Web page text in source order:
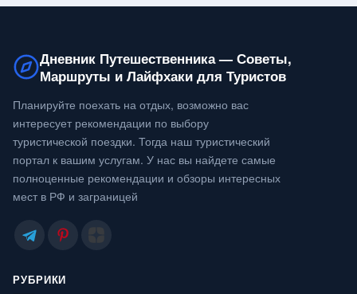
Дневник Путешественника — Советы,
Маршруты и Лайфхаки для Туристов
Планируйте поехать на отдых, возможно вас
интересует рекомендации по выбору
туристической поездки. Тогда наш туристический
портал к вашим услугам. У нас вы найдете самые
полноценные рекомендации и обзоры интересных
мест в РФ и заграницей
РУБРИКИ